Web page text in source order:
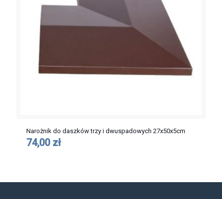
Narożnik do daszków trzy i dwuspadowych 27x50x5cm
74,00 zł